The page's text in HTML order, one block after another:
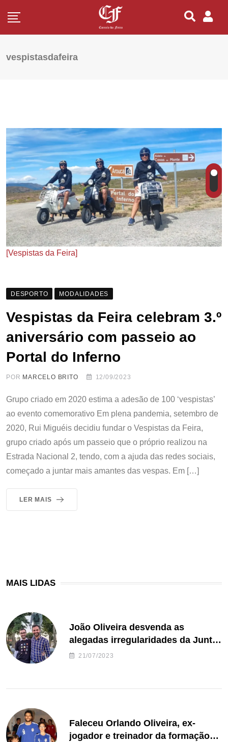
vespistasdafeira
[Vespistas da Feira]
DESPORTO MODALIDADES
Vespistas da Feira celebram 3.º
aniversário com passeio ao
Portal do Inferno
POR MARCELO BRITO 12/09/2023
Grupo criado em 2020 estima a adesão de 100 ‘vespistas’
ao evento comemorativo Em plena pandemia, setembro de
2020, Rui Miguéis decidiu fundar o Vespistas da Feira,
grupo criado após um passeio que o próprio realizou na
Estrada Nacional 2, tendo, com a ajuda das redes sociais,
começado a juntar mais amantes das vespas. Em […]
LER MAIS
MAIS LIDAS
João Oliveira desvenda as
alegadas irregularidades da Junta
de Freguesia S. João de Ver
21/07/2023
Faleceu Orlando Oliveira, ex-
jogador e treinador da formação